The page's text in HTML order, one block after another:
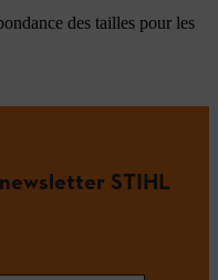
des tailles pour les
STIHL